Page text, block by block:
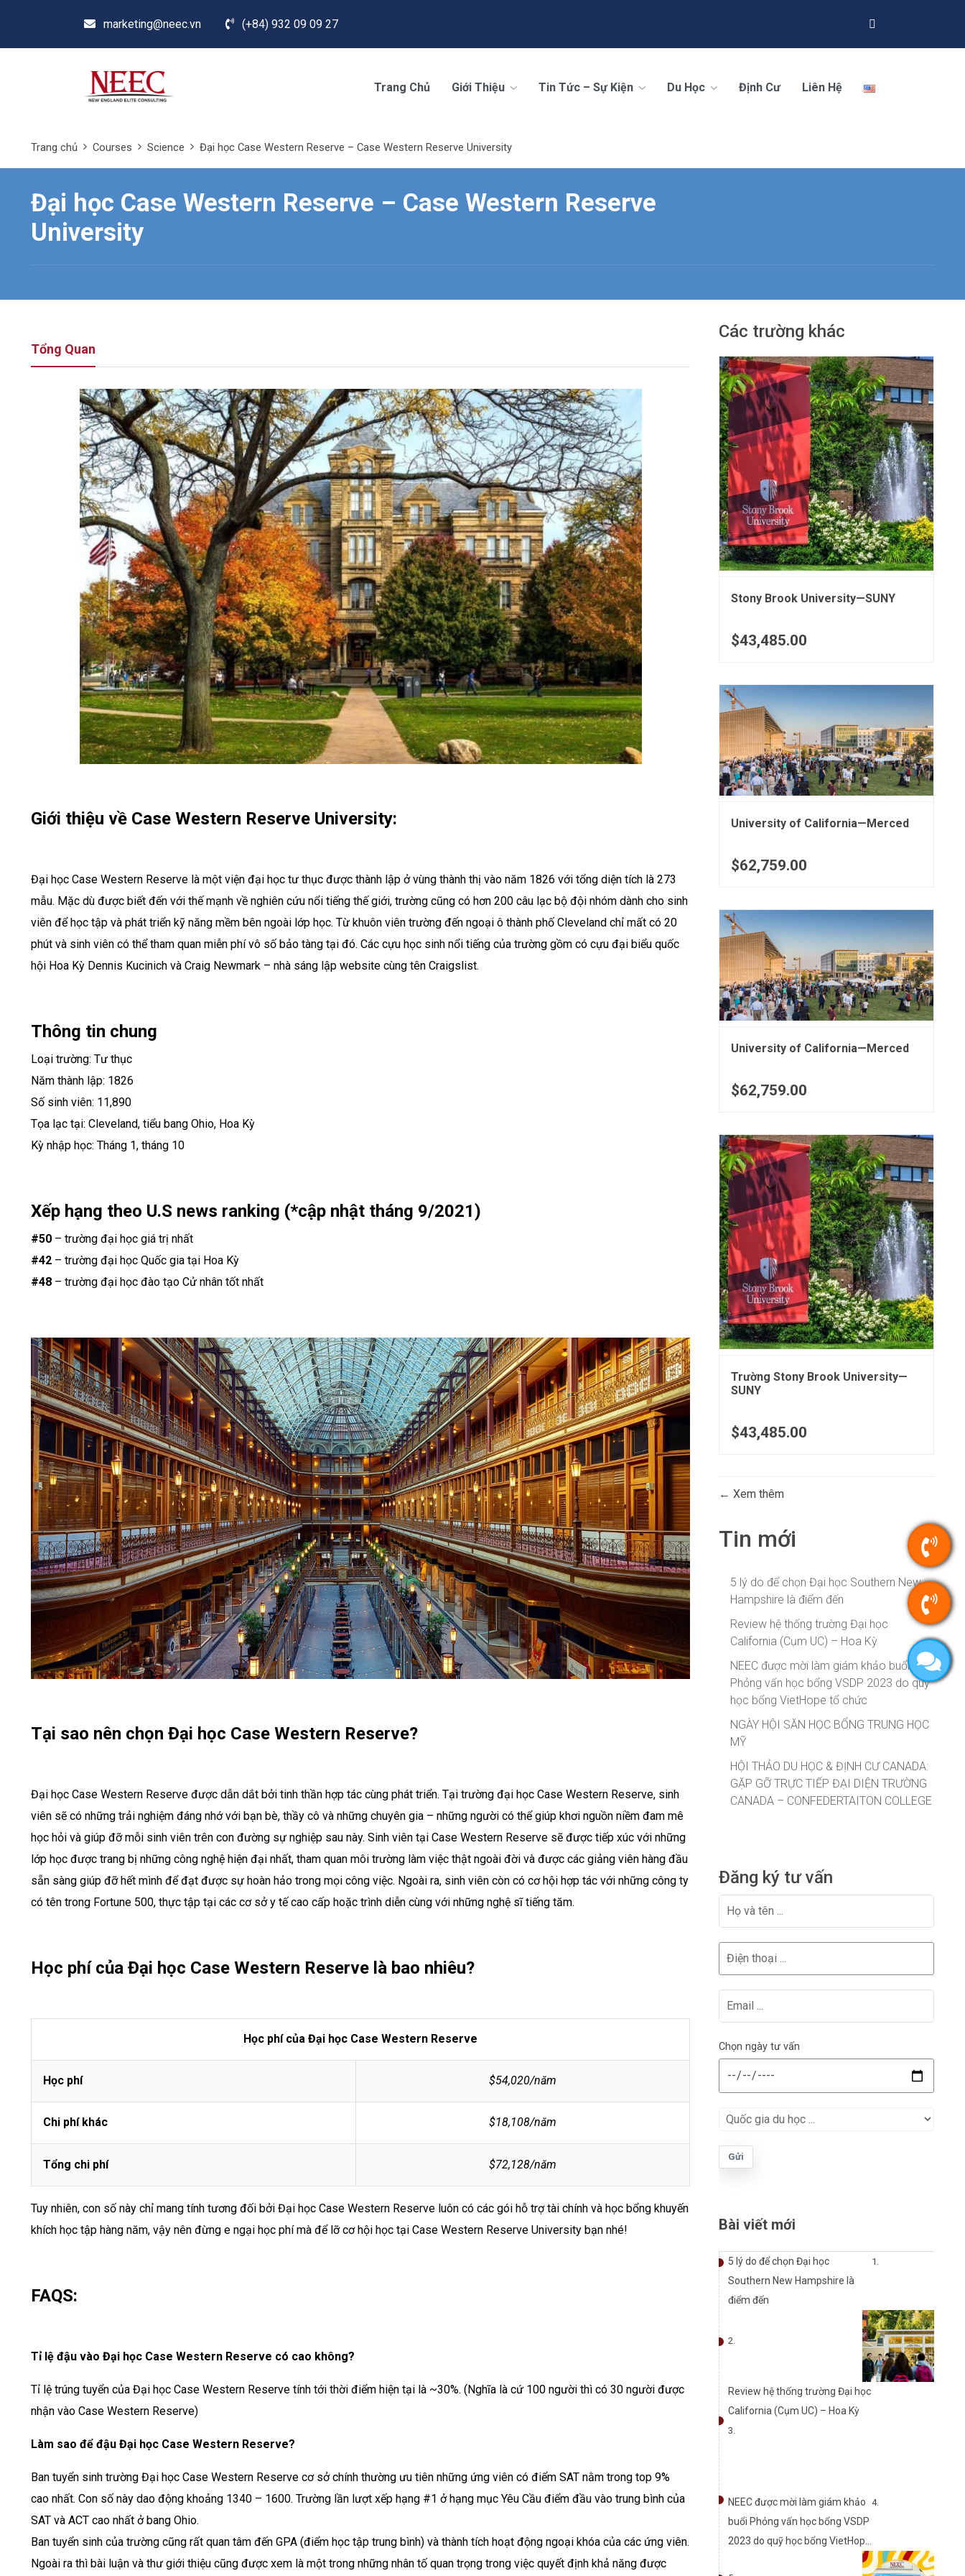
marketing@neec.vn (+84) 932 09 09 27
Trang Chủ Giới Thiệu Tin Tức – Sự Kiện Du Học Định Cư Liên Hệ
Trang chủ Courses Science Đại học Case Western Reserve – Case Western Reserve University
Đại học Case Western Reserve – Case Western Reserve
University
Tổng Quan
Giới thiệu về Case Western Reserve University:
Đại học Case Western Reserve là một viện đại học tư thục được thành lập ở vùng thành thị vào năm 1826 với tổng diện tích là 273
mẫu. Mặc dù được biết đến với thế mạnh về nghiên cứu nổi tiếng thế giới, trường cũng có hơn 200 câu lạc bộ đội nhóm dành cho sinh
viên để học tập và phát triển kỹ năng mềm bên ngoài lớp học. Từ khuôn viên trường đến ngoại ô thành phố Cleveland chỉ mất có 20
phút và sinh viên có thể tham quan miễn phí vô số bảo tàng tại đó. Các cựu học sinh nổi tiếng của trường gồm có cựu đại biểu quốc
hội Hoa Kỳ Dennis Kucinich và Craig Newmark – nhà sáng lập website cùng tên Craigslist.
Thông tin chung
Loại trường: Tư thục
Năm thành lập: 1826
Số sinh viên: 11,890
Tọa lạc tại: Cleveland, tiểu bang Ohio, Hoa Kỳ
Kỳ nhập học: Tháng 1, tháng 10
Xếp hạng theo U.S news ranking (*cập nhật tháng 9/2021)
#50 – trường đại học giá trị nhất
#42 – trường đại học Quốc gia tại Hoa Kỳ
#48 – trường đại học đào tạo Cử nhân tốt nhất
Tại sao nên chọn Đại học Case Western Reserve?
Đại học Case Western Reserve được dẫn dắt bởi tinh thần hợp tác cùng phát triển. Tại trường đại học Case Western Reserve, sinh
viên sẽ có những trải nghiệm đáng nhớ với bạn bè, thầy cô và những chuyên gia – những người có thể giúp khơi nguồn niềm đam mê
học hỏi và giúp đỡ mỗi sinh viên trên con đường sự nghiệp sau này. Sinh viên tại Case Western Reserve sẽ được tiếp xúc với những
lớp học được trang bị những công nghệ hiện đại nhất, tham quan môi trường làm việc thật ngoài đời và được các giảng viên hàng đầu
sẵn sàng giúp đỡ hết mình để đạt được sự hoàn hảo trong mọi công việc. Ngoài ra, sinh viên còn có cơ hội hợp tác với những công ty
có tên trong Fortune 500, thực tập tại các cơ sở y tế cao cấp hoặc trình diễn cùng với những nghệ sĩ tiếng tăm.
Học phí của Đại học Case Western Reserve là bao nhiêu?
Học phí của Đại học Case Western Reserve
Học phí $54,020/năm
Chi phí khác $18,108/năm
Tổng chi phí $72,128/năm
Tuy nhiên, con số này chỉ mang tính tương đối bởi Đại học Case Western Reserve luôn có các gói hỗ trợ tài chính và học bổng khuyến
khích học tập hàng năm, vậy nên đừng e ngại học phí mà để lỡ cơ hội học tại Case Western Reserve University bạn nhé!
FAQS:
Tỉ lệ đậu vào Đại học Case Western Reserve có cao không?
Tỉ lệ trúng tuyển của Đại học Case Western Reserve tính tới thời điểm hiện tại là ~30%. (Nghĩa là cứ 100 người thì có 30 người được
nhận vào Case Western Reserve)
Làm sao để đậu Đại học Case Western Reserve?
Ban tuyển sinh trường Đại học Case Western Reserve cơ sở chính thường ưu tiên những ứng viên có điểm SAT nằm trong top 9%
cao nhất. Con số này dao động khoảng 1340 – 1600. Trường lần lượt xếp hạng #1 ở hạng mục Yêu Cầu điểm đầu vào trung bình của
SAT và ACT cao nhất ở bang Ohio.
Ban tuyển sinh của trường cũng rất quan tâm đến GPA (điểm học tập trung bình) và thành tích hoạt động ngoại khóa của các ứng viên.
Ngoài ra thì bài luận và thư giới thiệu cũng được xem là một trong những nhân tố quan trọng trong việc quyết định khả năng được
Các trường khác
Stony Brook University—SUNY
$43,485.00
University of California—Merced
$62,759.00
University of California—Merced
$62,759.00
Trường Stony Brook University—
SUNY
$43,485.00
Xem thêm
Tin mới
5 lý do để chọn Đại học Southern New
Hampshire là điểm đến
Review hệ thống trường Đại học
California (Cụm UC) – Hoa Kỳ
NEEC được mời làm giám khảo buổi
Phỏng vấn học bổng VSDP 2023 do quỹ
học bổng VietHope tổ chức
NGÀY HỘI SĂN HỌC BỔNG TRUNG HỌC
MỸ
HỘI THẢO DU HỌC & ĐỊNH CƯ CANADA:
GẶP GỠ TRỰC TIẾP ĐẠI DIỆN TRƯỜNG
CANADA – CONFEDERTAITON COLLEGE
Đăng ký tư vấn
Chọn ngày tư vấn
Gửi
Bài viết mới
5 lý do để chọn Đại học
Southern New Hampshire là
điểm đến
Review hệ thống trường Đại học
California (Cụm UC) – Hoa Kỳ
NEEC được mời làm giám khảo
buổi Phỏng vấn học bổng VSDP
2023 do quỹ học bổng VietHope